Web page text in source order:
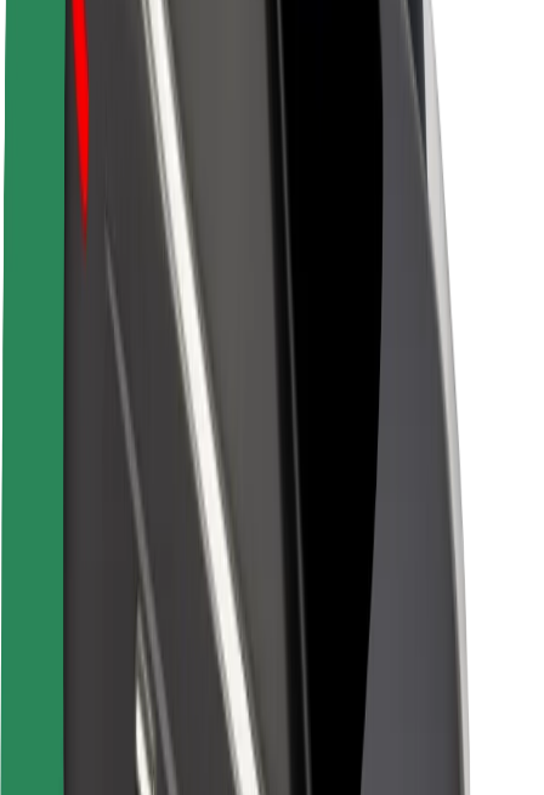
Sərnişin təhlükəsizliyi
Sürücü təhlükəsizliyi
Skuter təhlükəsizliyi
Təhlükəsizlik Laboratoriyası
Şəhərlər
Məkanlar
Şəhər mühiti üçün həllər
Hava limanları
Bolt enerji doldurma stansiyaları
Sərnişinlər üçün
Sürücülər üçün
Kuryerlər üçün
Avtopark sahibləri üçün
Restoranlar üçün
Biznes üçün Bolt